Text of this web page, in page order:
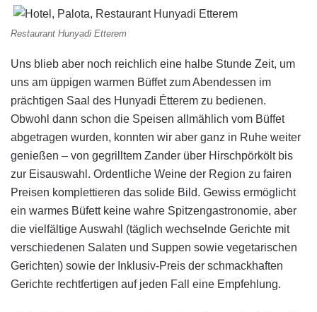
Restaurant Hunyadi Etterem
Uns blieb aber noch reichlich eine halbe Stunde Zeit, um
uns am üppigen warmen Büffet zum Abendessen im
prächtigen Saal des Hunyadi Étterem zu bedienen.
Obwohl dann schon die Speisen allmählich vom Büffet
abgetragen wurden, konnten wir aber ganz in Ruhe weiter
genießen – von gegrilltem Zander über Hirschpörkölt bis
zur Eisauswahl. Ordentliche Weine der Region zu fairen
Preisen komplettieren das solide Bild. Gewiss ermöglicht
ein warmes Büfett keine wahre Spitzengastronomie, aber
die vielfältige Auswahl (täglich wechselnde Gerichte mit
verschiedenen Salaten und Suppen sowie vegetarischen
Gerichten) sowie der Inklusiv-Preis der schmackhaften
Gerichte rechtfertigen auf jeden Fall eine Empfehlung.